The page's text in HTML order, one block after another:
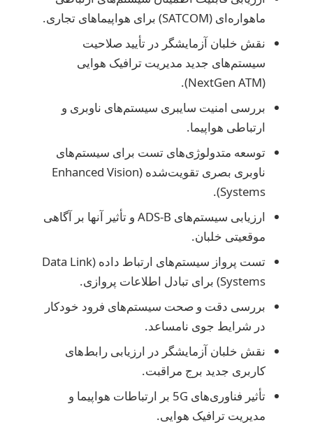
ماهواره‌ای (SATCOM) برای هواپیماهای تجاری.
نقش خلبان آزمایشگر در تأیید صلاحیت
سیستم‌های جدید مدیریت ترافیک هوایی
(NextGen ATM).
بررسی امنیت سایبری سیستم‌های ناوبری و
ارتباطی هواپیما.
توسعه متدولوژی‌های تست برای سیستم‌های
ناوبری بصری تقویت‌شده (Enhanced Vision
Systems).
ارزیابی سیستم‌های ADS-B و تأثیر آنها بر آگاهی
موقعیتی خلبان.
تست پرواز سیستم‌های ارتباط داده (Data Link
Systems) برای تبادل اطلاعات پروازی.
بررسی دقت و صحت سیستم‌های فرود خودکار
در شرایط جوی نامساعد.
نقش خلبان آزمایشگر در ارزیابی رابط‌های
کاربری جدید برج مراقبت.
تأثیر فناوری‌های 5G بر ارتباطات هواپیما و
مدیریت ترافیک هوایی.